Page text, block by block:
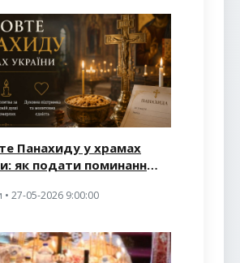
Панахиду у храмах
як подати поминання
27-05-2026 9:00:00